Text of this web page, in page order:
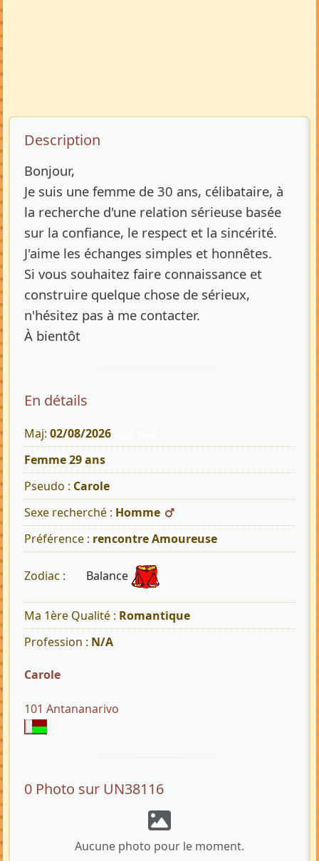
Description de l’annonce
Description
Bonjour,
Je suis une femme de 30 ans, célibataire, à
la recherche d'une relation sérieuse basée
sur la confiance, le respect et la sincérité.
J'aime les échanges simples et honnêtes.
Si vous souhaitez faire connaissance et
construire quelque chose de sérieux,
n'hésitez pas à me contacter.
À bientôt
En détails
Maj: 02/08/2026
Femme 29 ans
Pseudo : Carole
Sexe recherché : Homme
Préférence : rencontre Amoureuse
Zodiac : Balance
Ma 1ère Qualité : Romantique
Profession : N/A
Carole
101 Antananarivo
0 Photo sur UN38116
Aucune photo pour le moment.